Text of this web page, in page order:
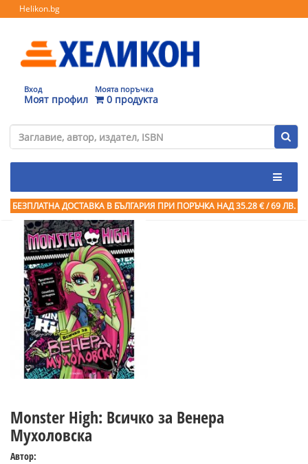
Helikon.bg
Вход
Моят профил
Моята поръчка
0 продукта
БЕЗПЛАТНА ДОСТАВКА В БЪЛГАРИЯ ПРИ ПОРЪЧКА НАД 35.28 € / 69 ЛВ.
Monster High: Всичко за Венера
Мухоловска
Автор: